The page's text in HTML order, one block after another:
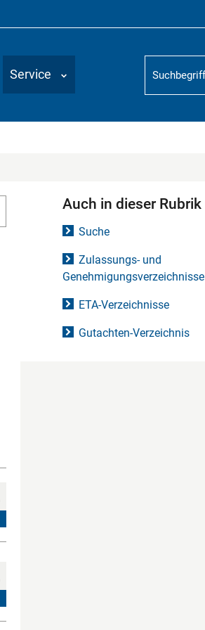
Service
Suchbegriff
Auch in dieser Rubrik
Suche
Zulassungs- und
Genehmigungsverzeichnisse
ETA-Verzeichnisse
Gutachten-Verzeichnis